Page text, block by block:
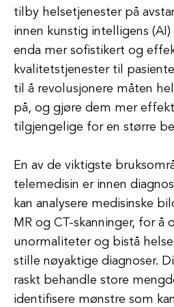
tilby helsetjenester på
innen kunstig intelligens
enda mer sofistikert og
kvalitetstjenester til
til å revolusjonere måten
på, og gjøre dem mer
tilgjengelige for en større
En av de viktigste
telemedisin er innen
kan analysere medisinske
MR og CT-skanninger, for å
unormaliteter og bistå
stille nøyaktige diagnoser.
raskt behandle store
identifisere mønstre som